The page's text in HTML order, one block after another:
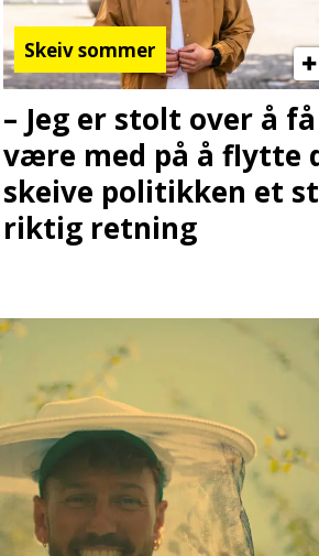
Skeiv sommer
– Jeg er stolt over å få
være med på å flytte
skeive politikken et
riktig retning